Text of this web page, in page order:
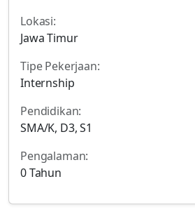
Lokasi:
Jawa Timur
Tipe Pekerjaan:
Internship
Pendidikan:
SMA/K, D3, S1
Pengalaman:
0 Tahun